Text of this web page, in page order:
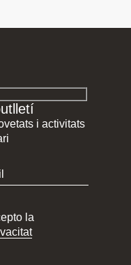
i activitats
la